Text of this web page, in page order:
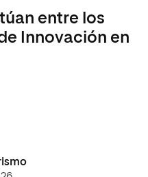
entre los
Innovación en